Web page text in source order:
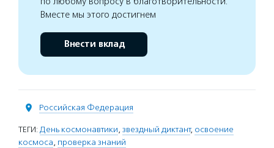
Вместе мы этого достигнем
Внести вклад
Российская Федерация
ТЕГИ: День космонавтики, звездный диктант, освоение
космоса, проверка знаний